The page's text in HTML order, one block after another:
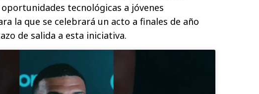
tecnológicas a jóvenes
la que se celebrará un acto a finales de año
de salida a esta iniciativa.